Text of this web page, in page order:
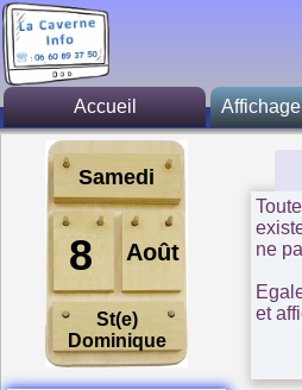
Accueil
A
Samedi
8 Août
St(e)
Dominique
ne
et